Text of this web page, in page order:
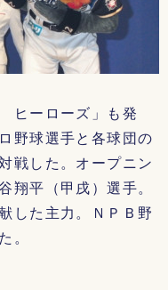
ヒーローズ」も発
野球選手と各球団の
戦した。オープニン
平（甲戌）選手。
した主力。ＮＰＢ野
。